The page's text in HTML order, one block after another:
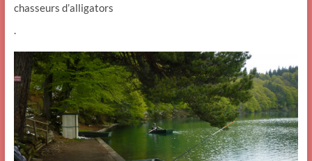
chasseurs d’alligators